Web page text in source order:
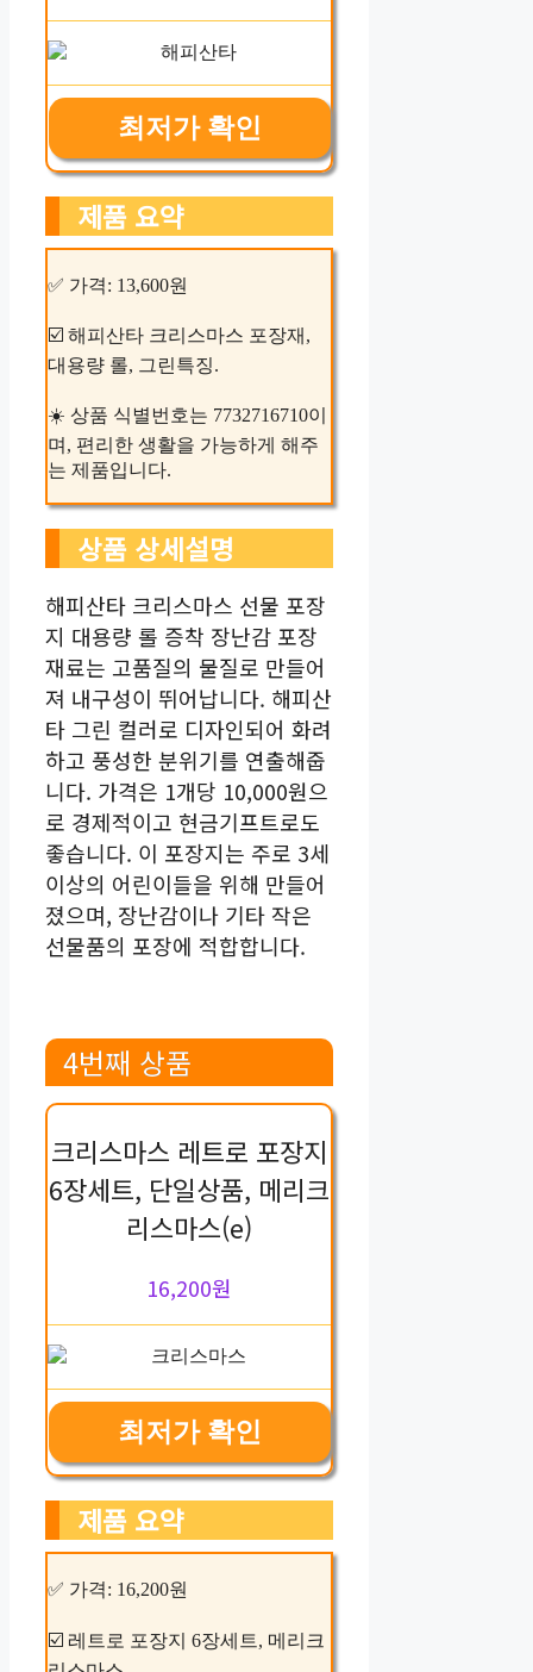
최저가 확인
제품 요약
✅ 가격: 13,600원
☑️ 해피산타 크리스마스 포장재,
대용량 롤, 그린특징.
☀️ 상품 식별번호는 7732716710이
며, 편리한 생활을 가능하게 해주
는 제품입니다.
상품 상세설명
해피산타 크리스마스 선물 포장
지 대용량 롤 증착 장난감 포장
재료는 고품질의 물질로 만들어
져 내구성이 뛰어납니다. 해피산
타 그린 컬러로 디자인되어 화려
하고 풍성한 분위기를 연출해줍
니다. 가격은 1개당 10,000원으
로 경제적이고 현금기프트로도
좋습니다. 이 포장지는 주로 3세
이상의 어린이들을 위해 만들어
졌으며, 장난감이나 기타 작은
선물품의 포장에 적합합니다.
4번째 상품
크리스마스 레트로 포장지
6장세트, 단일상품, 메리크
리스마스(e)
16,200원
최저가 확인
제품 요약
✅ 가격: 16,200원
☑️ 레트로 포장지 6장세트, 메리크